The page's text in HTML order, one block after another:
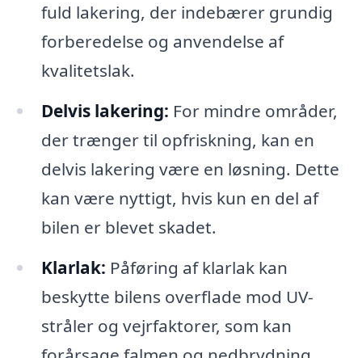
fuld lakering, der indebærer grundig
forberedelse og anvendelse af
kvalitetslak.
Delvis lakering: For mindre områder,
der trænger til opfriskning, kan en
delvis lakering være en løsning. Dette
kan være nyttigt, hvis kun en del af
bilen er blevet skadet.
Klarlak: Påføring af klarlak kan
beskytte bilens overflade mod UV-
stråler og vejrfaktorer, som kan